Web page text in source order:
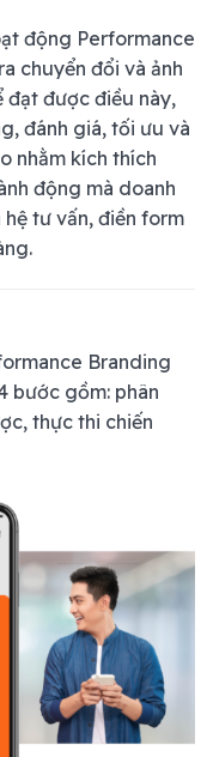
động Performance
chuyển đổi và ảnh
được điều này,
đánh giá, tối ưu và
nhằm kích thích
động mà doanh
tư vấn, điền form
Branding
bước gồm: phân
thực thi chiến